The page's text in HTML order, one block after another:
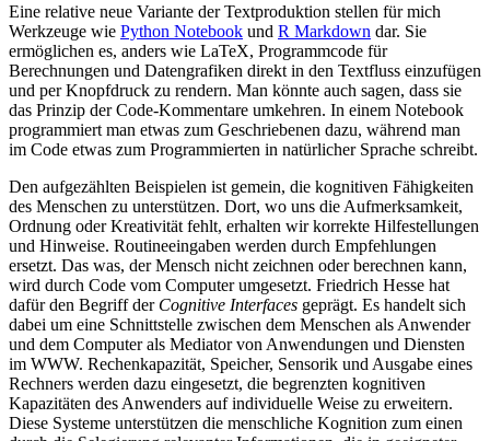
Eine relative neue Variante der Textproduktion stellen für mich
Werkzeuge wie Python Notebook und R Markdown dar. Sie
ermöglichen es, anders wie LaTeX, Programmcode für
Berechnungen und Datengrafiken direkt in den Textfluss einzufügen
und per Knopfdruck zu rendern. Man könnte auch sagen, dass sie
das Prinzip der Code-Kommentare umkehren. In einem Notebook
programmiert man etwas zum Geschriebenen dazu, während man
im Code etwas zum Programmierten in natürlicher Sprache schreibt.
Den aufgezählten Beispielen ist gemein, die kognitiven Fähigkeiten
des Menschen zu unterstützen. Dort, wo uns die Aufmerksamkeit,
Ordnung oder Kreativität fehlt, erhalten wir korrekte Hilfestellungen
und Hinweise. Routineeingaben werden durch Empfehlungen
ersetzt. Das was, der Mensch nicht zeichnen oder berechnen kann,
wird durch Code vom Computer umgesetzt. Friedrich Hesse hat
dafür den Begriff der Cognitive Interfaces geprägt. Es handelt sich
dabei um eine Schnittstelle zwischen dem Menschen als Anwender
und dem Computer als Mediator von Anwendungen und Diensten
im WWW. Rechenkapazität, Speicher, Sensorik und Ausgabe eines
Rechners werden dazu eingesetzt, die begrenzten kognitiven
Kapazitäten des Anwenders auf individuelle Weise zu erweitern.
Diese Systeme unterstützen die menschliche Kognition zum einen